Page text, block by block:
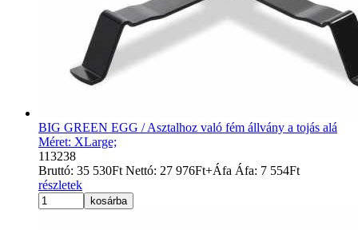
BIG GREEN EGG / Asztalhoz való fém állvány a tojás alá
Méret: XLarge;
113238
Bruttó: 35 530Ft Nettó: 27 976Ft+Áfa Áfa: 7 554Ft
részletek
kosárba